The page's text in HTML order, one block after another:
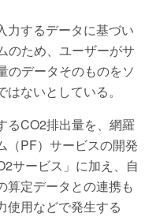
力するデータに基づい
のため、ユーザーがサ
のデータそのものをソ
ないとしている。
るCO2排出量を、網羅
（PF）サービスの開発
サービス」に加え、自
算定データとの連携も
使用などで発生する